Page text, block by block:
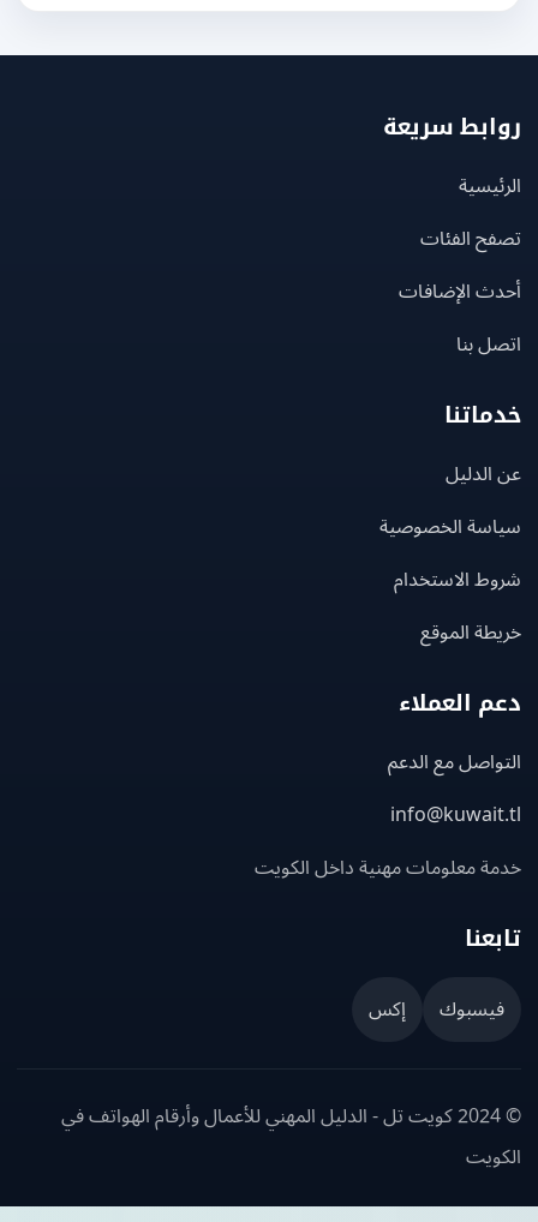
سريعة
الفئات
الإضافات
بنا
الخصوصية
الاستخدام
الموقع
العملاء
مع الدعم
معلومات مهنية داخل الكويت
إكس
© 2024 كويت تل - الدليل المهني للأعمال وأرقام الهواتف في